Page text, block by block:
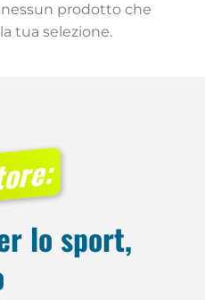
prodotto che
tua selezione.
lo sport,